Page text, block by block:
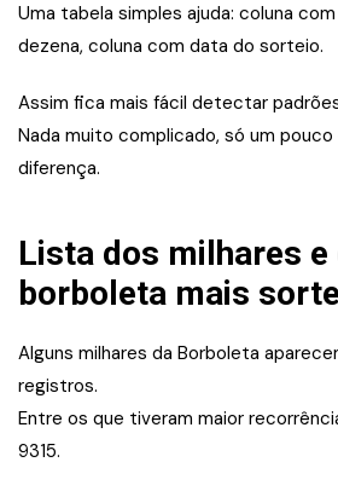
Uma tabela simples ajuda: coluna
dezena, coluna com data do sorteio.
Assim fica mais fácil detectar
Nada muito complicado, só um
diferença.
Lista dos milhares e
borboleta mais
Alguns milhares da Borboleta
registros.
Entre os que tiveram maior
9315.